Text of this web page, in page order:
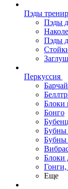
Пэды
Пэды
Пэды
Перкуссия
Блоки
Бонго
Бубны
Бубны
Блоки
Еще